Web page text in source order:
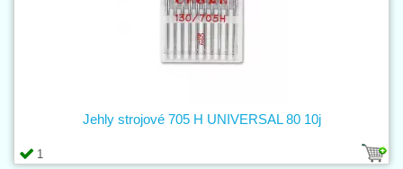
1
Jehly strojové 705 H UNIVERSAL 80 10j